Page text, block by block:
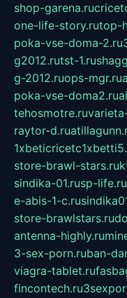
shop-garena.ru
one-life-story.rutop-
poka-vse-doma-2.ru
g2012.rutst-1.ru
g-2012.ruops-mgr.ru
poka-vse-doma2.ru
tehosmotre.ru
raytor-d.ru
store-brawl-stars.ru
sindika-01.rusp-life.ru
e-abis-1-c.ru
store-brawlstars.ru
antenna-highly.ru
3-sex-porn.ruban-
viagra-tablet.ru
fincontech.ru